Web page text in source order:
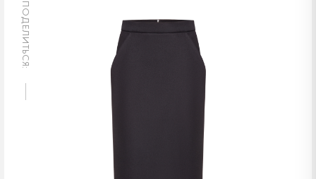
ПОДЕЛИТЬСЯ: